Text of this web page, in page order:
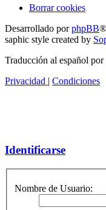
Borrar cookies
Desarrollado porphpBB
saphic style created by
Traducción al español por
Privacidad | Condiciones
Identificarse
Nombre de Usuario: